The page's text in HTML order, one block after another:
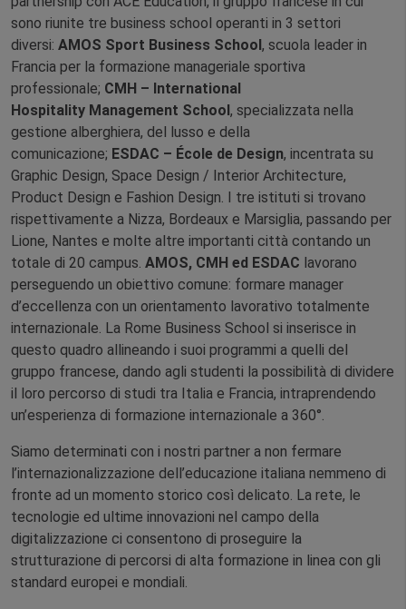
sono riunite tre business school operanti in 3 settori
diversi: AMOS Sport Business School , scuola leader in
Francia per la formazione manageriale sportiva
professionale; CMH – International
Hospitality Management School , specializzata nella
gestione alberghiera, del lusso e della
comunicazione; ESDAC – École de Design, incentrata su
Graphic Design, Space Design / Interior Architecture,
Product Design e Fashion Design. I tre istituti si trovano
rispettivamente a Nizza, Bordeaux e Marsiglia, passando per
Lione, Nantes e molte altre importanti città contando un
totale di 20 campus. AMOS, CMH ed ESDAC lavorano
perseguendo un obiettivo comune: formare manager
d’eccellenza con un orientamento lavorativo totalmente
internazionale. La Rome Business School si inserisce in
questo quadro allineando i suoi programmi a quelli del
gruppo francese, dando agli studenti la possibilità di dividere
il loro percorso di studi tra Italia e Francia, intraprendendo
un’esperienza di formazione internazionale a 360°.
Siamo determinati con i nostri partner a non fermare
l’internazionalizzazione dell’educazione italiana nemmeno di
fronte ad un momento storico così delicato. La rete, le
tecnologie ed ultime innovazioni nel campo della
digitalizzazione ci consentono di proseguire la
strutturazione di percorsi di alta formazione in linea con gli
standard europei e mondiali.